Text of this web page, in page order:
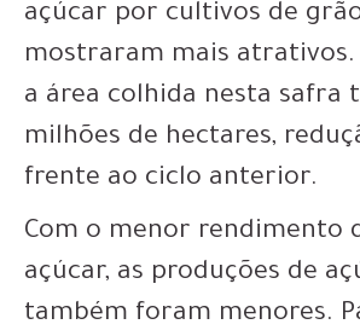
açúcar por cultivos de
mostraram mais atrativos.
a área colhida nesta safra
milhões de hectares,
frente ao ciclo anterior.
Com o menor rendimento
açúcar, as produções de
também foram menores.